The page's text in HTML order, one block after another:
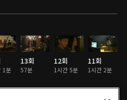
1분
13회
57분
12회
1시간 5분
11회
1시간 2분